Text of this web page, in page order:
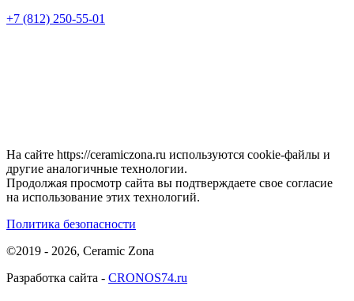
+7 (812) 250-55-01
На сайте https://ceramiczona.ru используются coоkie-файлы и
другие аналогичные технологии.
Продолжая просмотр сайта вы подтверждаете свое согласие
на использование этих технологий.
Политика безопасности
©2019 - 2026, Ceramic Zona
Разработка сайта - CRONOS74.ru